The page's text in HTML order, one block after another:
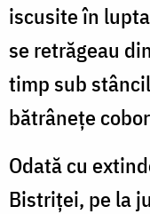
iscusite în
se retrăgeau
timp sub
bătrânețe
Odată cu
Bistriței, pe la